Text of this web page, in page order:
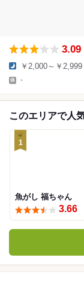
3.09
￥2,000～￥2,999
-
このエリアで人
1
魚がし 福ちゃん
3.66